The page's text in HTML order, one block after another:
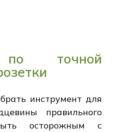
точной
инструмент для
правильного
осторожным с